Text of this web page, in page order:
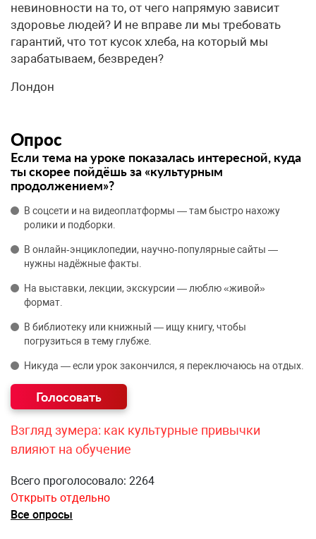
невиновности на то, от чего напрямую зависит
здоровье людей? И не вправе ли мы требовать
гарантий, что тот кусок хлеба, на который мы
зарабатываем, безвреден?
Лондон
Опрос
Если тема на уроке показалась интересной, куда
ты скорее пойдёшь за «культурным
продолжением»?
В соцсети и на видеоплатформы — там быстро нахожу
ролики и подборки.
В онлайн‑энциклопедии, научно‑популярные сайты —
нужны надёжные факты.
На выставки, лекции, экскурсии — люблю «живой»
формат.
В библиотеку или книжный — ищу книгу, чтобы
погрузиться в тему глубже.
Никуда — если урок закончился, я переключаюсь на отдых.
Взгляд зумера: как культурные привычки
влияют на обучение
Всего проголосовало: 2264
Открыть отдельно
Все опросы